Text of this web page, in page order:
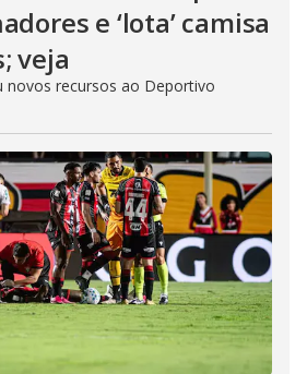
e ‘lota’ camisa
veja
novos recursos ao Deportivo